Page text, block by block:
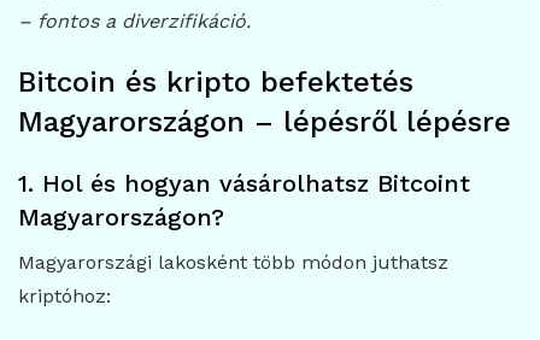
– fontos a diverzifikáció.
Bitcoin és kripto befektetés
Magyarországon – lépésről lépésre
1. Hol és hogyan vásárolhatsz Bitcoint
Magyarországon?
Magyarországi lakosként több módon juthatsz
kriptóhoz: